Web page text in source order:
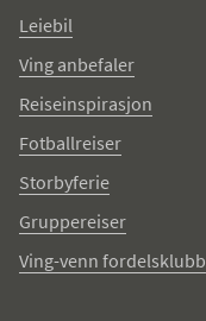
Leiebil
Ving anbefaler
Reiseinspirasjon
Fotballreiser
Storbyferie
Gruppereiser
Ving-venn fordelsklubb